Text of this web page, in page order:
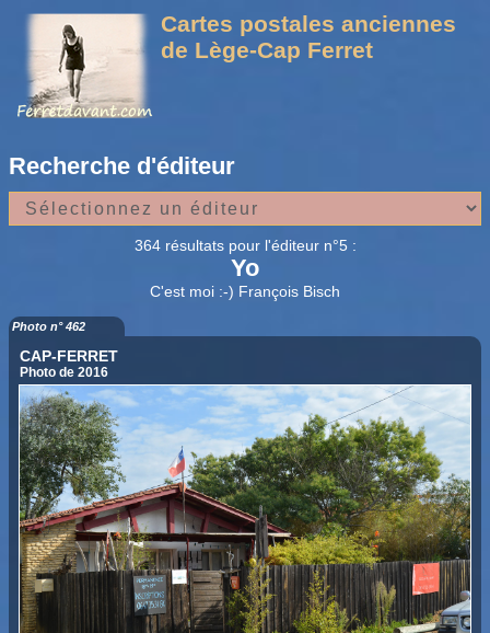
Cartes postales anciennes
de Lège-Cap Ferret
Recherche d'éditeur
364 résultats pour l'éditeur n°5 :
Yo
C'est moi :-) François Bisch
Photo n° 462
CAP-FERRET
Photo de 2016